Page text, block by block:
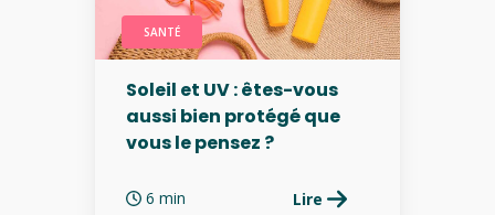
SANTÉ
Soleil et UV : êtes-vous
aussi bien protégé que
vous le pensez ?
6 min Lire